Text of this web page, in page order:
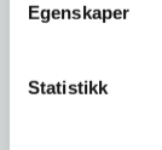
Egenskaper
Statistikk